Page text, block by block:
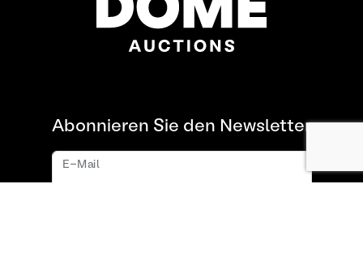
Abonnieren Sie den Newsletter
E-Mail